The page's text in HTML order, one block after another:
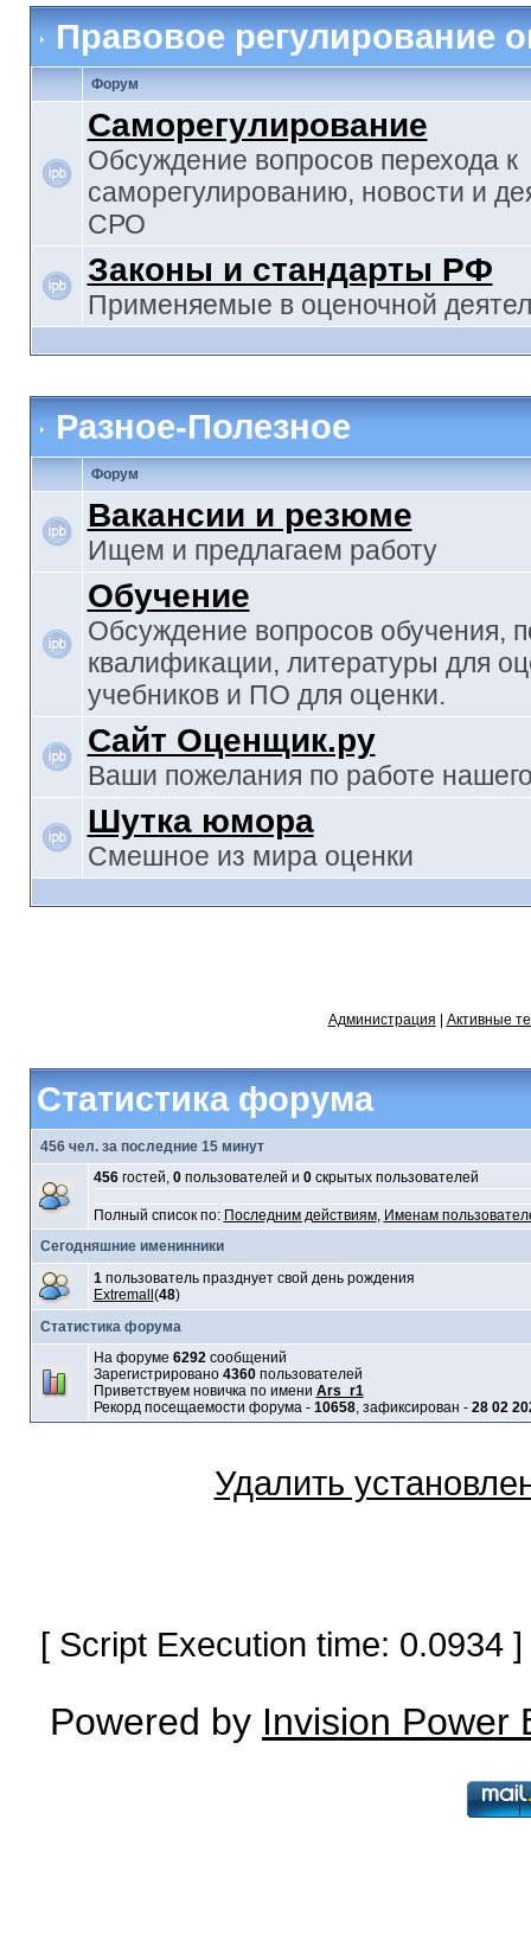
Правовое регулирование
Форум
Саморегулирование
Обсуждение вопросов перехода к
саморегулированию, новости и
СРО
Законы и стандарты РФ
Применяемые в оценочной
Разное-Полезное
Форум
Вакансии и резюме
Ищем и предлагаем работу
Обучение
Обсуждение вопросов обучения,
квалификации, литературы для
учебников и ПО для оценки.
Сайт Оценщик.ру
Ваши пожелания по работе
Шутка юмора
Смешное из мира оценки
Администрация Активные
Статистика форума
456 чел. за последние 15 минут
456гостей, 0пользователей и 0скрытых пользователей
Полный список по: Последним действиям, Именам
Сегодняшние именинники
1пользователь празднует свой день рождения
Extremall (48)
Статистика форума
На форуме 6292сообщений
Зарегистрировано 4360пользователей
Приветствуем новичка по имени Ars_r1
Рекорд посещаемости форума - 10658, зафиксирован - 28 02
Удалить
[ Script Execution time:
Powered by Invision Power